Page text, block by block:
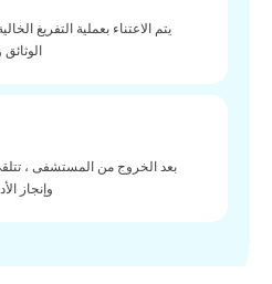
يتم الاعتناء بعملية التفريغ
بعد الخروج من المستشفى ،
وإنجاز